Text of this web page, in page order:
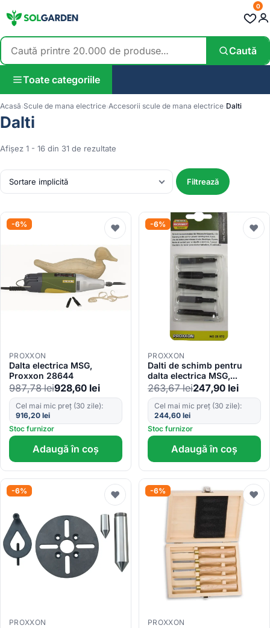
Caută
0
Toate categoriile
Acasă Scule de mana electrice Accesorii scule de mana electrice Dalti
Dalti
Afișez 1 - 16 din 31 de rezultate
Filtrează
-6% ♥
PROXXON
Dalta electrica MSG,
Proxxon 28644
987,78lei928,60 lei
Cel mai mic preț (30 zile):
916,20 lei
Stoc furnizor
Adaugă în coș
-6% ♥
PROXXON
Dalti de schimb pentru
dalta electrica MSG,
Proxxon 28572
263,67lei247,90 lei
Cel mai mic preț (30 zile):
244,60 lei
Stoc furnizor
Adaugă în coș
-6% ♥
PROXXON
-6% ♥
PROXXON